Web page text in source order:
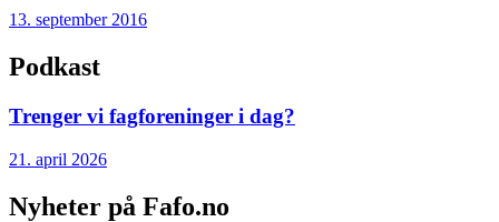
13. september 2016
Podkast
Trenger vi fagforeninger i dag?
21. april 2026
Nyheter på Fafo.no